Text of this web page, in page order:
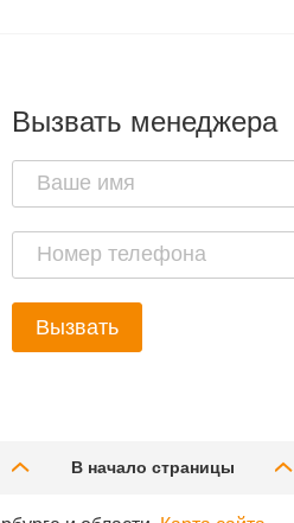
Вызвать менеджера
Вызвать
В начало страницы